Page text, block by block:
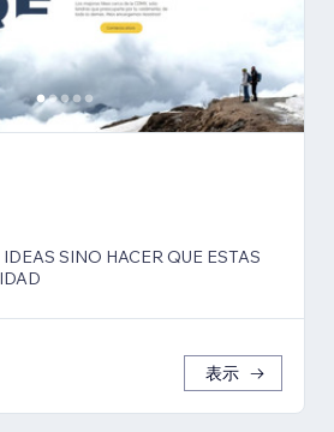
SINO HACER QUE ESTAS
表示